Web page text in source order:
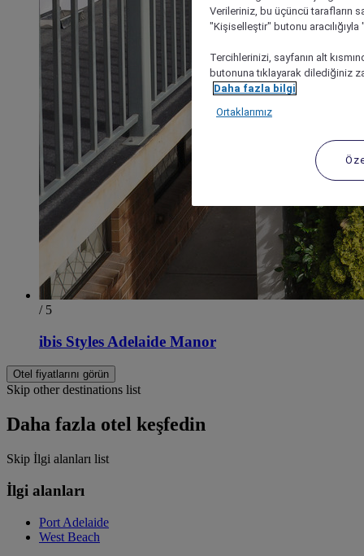
/ 5
ibis Styles Adelaide Manor
Otel fiyatlarını görün
Skip other destinations list
Daha fazla otel keşfedin
Skip İlgi alanları list
İlgi alanları
Port Adelaide
West Beach
Verileriniz, bu üçüncü tarafların
"Kişiselleştir" butonu
Tercihlerinizi, sayfanın alt
butonuna tıklayarak dilediğiniz
Daha fazla bilgi
Ortaklarımız